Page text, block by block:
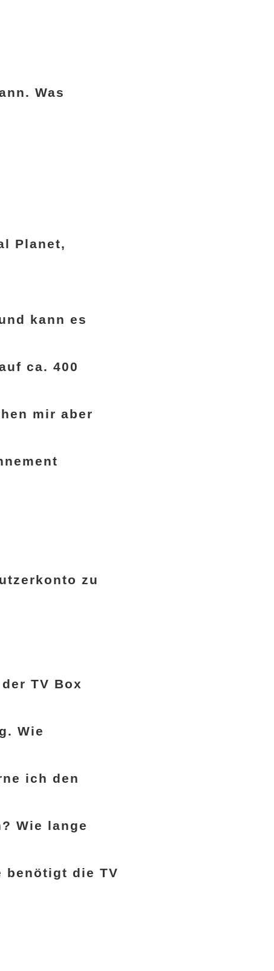
Was
Planet,
kann es
ca. 400
mir aber
zu
TV Box
Wie
ich den
Wie lange
benötigt die TV